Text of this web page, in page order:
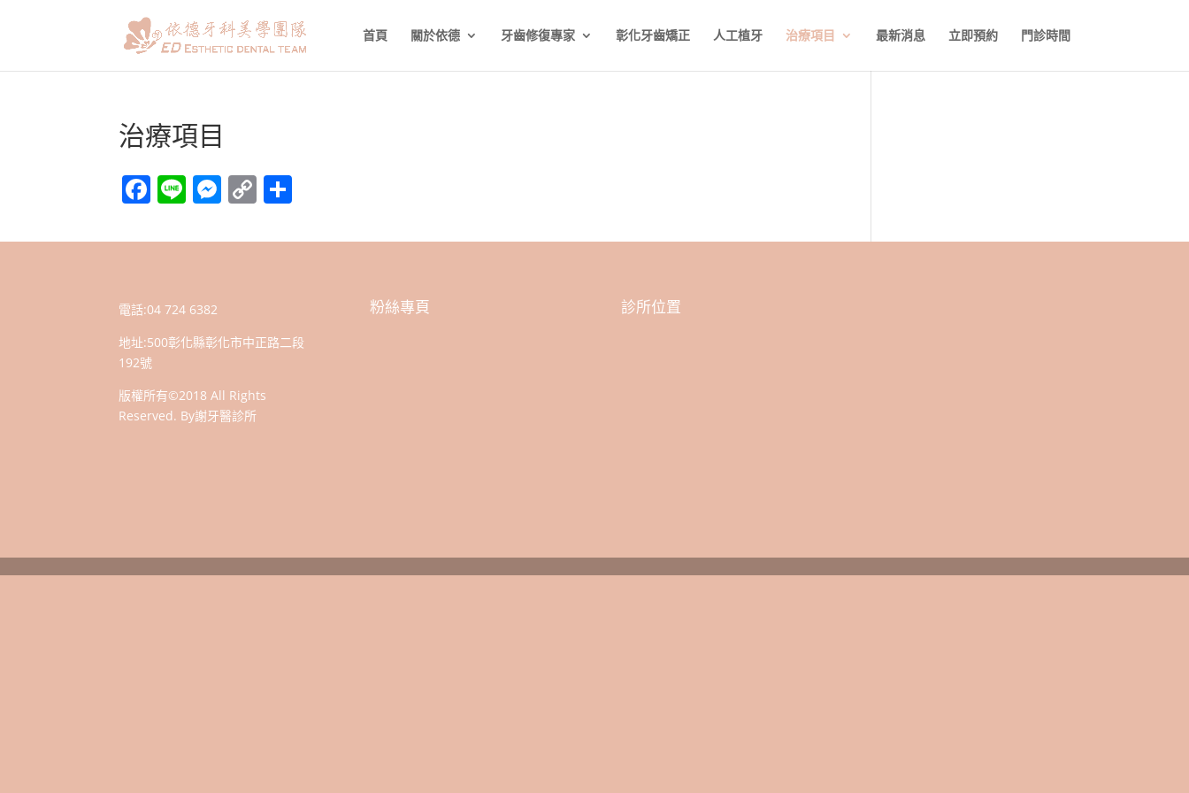
首頁 關於依德 牙齒修復專家 彰化牙齒矯正 人工植牙 治療項目 最新消息 立即預約 門診時間
治療項目
Facebook
LineMessenger
Copy
電話:04 724 6382
地址:500彰化縣彰化市中正路二段
192號
版權所有©2018 All Rights
Reserved. By謝牙醫診所
粉絲專頁 診所位置